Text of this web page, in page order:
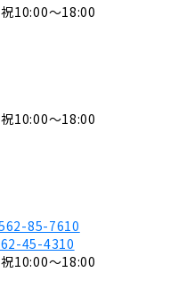
10:00～18:00
10:00～18:00
85-7610
45-4310
10:00～18:00